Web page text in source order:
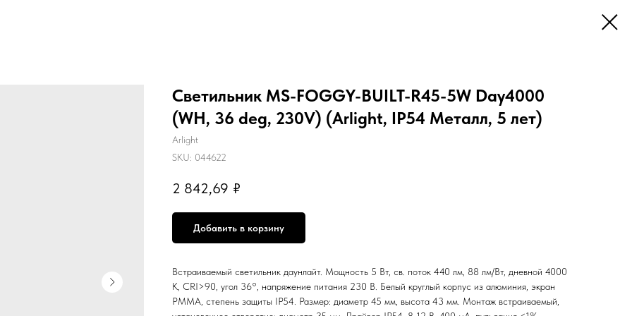
Светильник MS-FOGGY-BUILT-R45-5W Day4000
(WH, 36 deg, 230V) (Arlight, IP54 Металл, 5 лет)
Arlight
SKU: 044622
2 842,69 ₽
Добавить в корзину
Встраиваемый светильник даунлайт. Мощность 5 Вт, св. поток 440 лм, 88 лм/Вт, дневной 4000
K, CRI>90, угол 36°, напряжение питания 230 В. Белый круглый корпус из алюминия, экран
PMMA, степень защиты IP54. Размер: диаметр 45 мм, высота 43 мм. Монтаж встраиваемый,